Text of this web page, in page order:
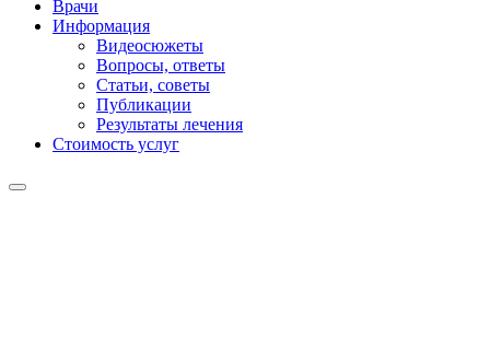
Врачи
Информация
Видеосюжеты
Вопросы, ответы
Статьи, советы
Публикации
Результаты лечения
Стоимость услуг